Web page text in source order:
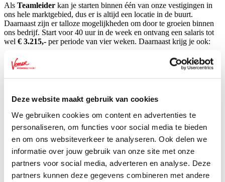
Deze website maakt gebruik van cookies
We gebruiken cookies om content en advertenties te
personaliseren, om functies voor social media te bieden
en om ons websiteverkeer te analyseren. Ook delen we
informatie over jouw gebruik van onze site met onze
partners voor social media, adverteren en analyse. Deze
partners kunnen deze gegevens combineren met andere
Als Teamleider kan je starten binnen één van onze vestigingen in
ons hele marktgebied, dus er is altijd een locatie in de buurt.
Daarnaast zijn er talloze mogelijkheden om door te groeien binnen
ons bedrijf. Start voor 40 uur in de week en ontvang een salaris tot
wel € 3.215,- per periode van vier weken. Daarnaast krijg je ook:
Een reiskostenvergoeding en mogelijkheid tot deelname
10% korting op je boodschappen bij Vomar
Korting op collectieve (zorg)verzekeringen en een
pensioenregeling bij het BPFL pensioenfonds
Opleidingsmogelijkheden via de Vomar Talent
Academy en Supermarktleerrekening